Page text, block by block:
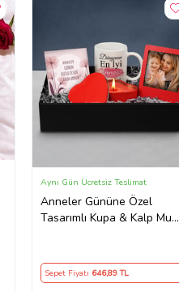
Anneler Gününe Özel
Tasarımlı Kupa & Kalp Mum
Kartı Hediye Seti
Aynı Gün Ücretsiz Teslimat
Sepet Fiyatı 646,89 TL